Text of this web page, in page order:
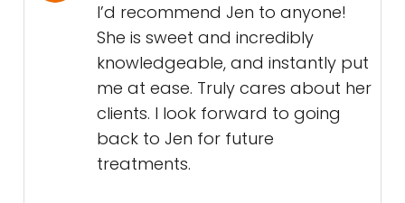
I’d recommend Jen to anyone!
She is sweet and incredibly
knowledgeable, and instantly put
me at ease. Truly cares about her
clients. I look forward to going
back to Jen for future
treatments.